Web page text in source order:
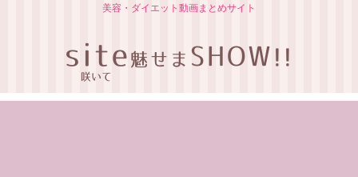
美容・ダイエット動画まとめサイト